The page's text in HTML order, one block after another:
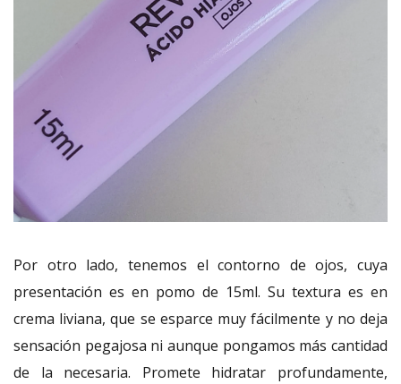
Por otro lado, tenemos el contorno de ojos, cuya
presentación es en pomo de 15ml. Su textura es en
crema liviana, que se esparce muy fácilmente y no deja
sensación pegajosa ni aunque pongamos más cantidad
de la necesaria. Promete hidratar profundamente,